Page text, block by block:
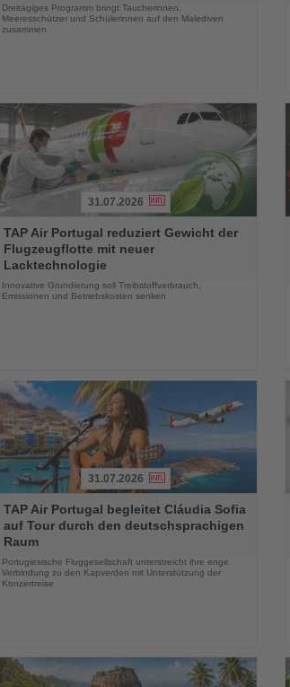
Dreitägiges Programm bringt Taucherinnen,
Meeresschützer und Schülerinnen auf den Malediven
zusammen
Sie
die
Nachrichten
31.07.2026
TAP Air Portugal reduziert Gewicht der
Flugzeugflotte mit neuer
Lacktechnologie
Innovative Grundierung soll Treibstoffverbrauch,
Emissionen und Betriebskosten senken
Sie
die
Nachrichten
31.07.2026
TAP Air Portugal begleitet Cláudia Sofia
auf Tour durch den deutschsprachigen
Raum
Portugiesische Fluggesellschaft unterstreicht ihre enge
Verbindung zu den Kapverden mit Unterstützung der
Konzertreise